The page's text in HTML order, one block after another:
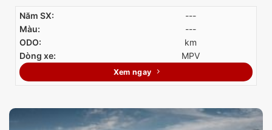
Năm SX:
---
Màu:
---
ODO:
km
Dòng xe:
MPV
Xem ngay